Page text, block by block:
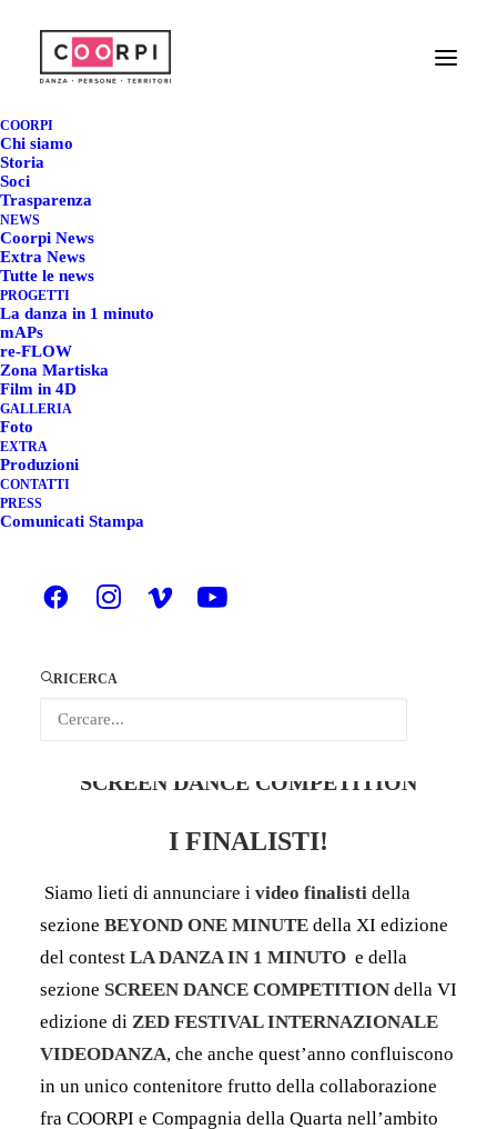
COORPI
Chi siamo
Storia
Soci
Trasparenza
NEWS
Coorpi News
Extra News
Tutte le news
PROGETTI
La danza in 1 minuto
mAPs
re-FLOW
Zona Martiska
Film in 4D
GALLERIA
Foto
EXTRA
Produzioni
CONTATTI
PRESS
Comunicati Stampa
RICERCA
LA DANZA IN 1
15 GIUGNO 2024
LA DANZA IN 1 MINUTO XI
SCREEN DANCE COMPETITION
I FINALISTI!
Siamo lieti di annunciare i video finalisti della
sezione BEYOND ONE MINUTE della XI edizione
del contest LA DANZA IN 1 MINUTO e della
sezione SCREEN DANCE COMPETITION della VI
edizione di ZED FESTIVAL INTERNAZIONALE
VIDEODANZA, che anche quest’anno confluiscono
in un unico contenitore frutto della collaborazione
fra COORPI e Compagnia della Quarta nell’ambito